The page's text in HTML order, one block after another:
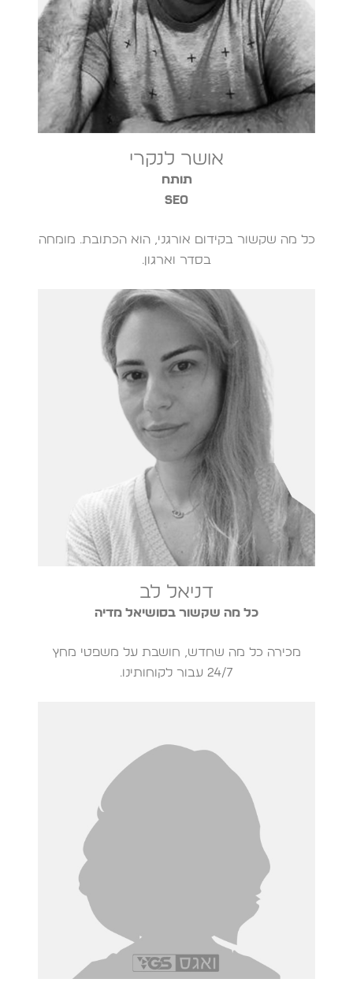
אושר לנקרי
תותח
SEO
כל מה שקשור בקידום אורגני, הוא הכתובת. מומחה
בסדר וארגון.
דניאל לב
כל מה שקשור בסושיאל מדיה
מכירה כל מה שחדש, חושבת על משפטי מחץ
24/7 עבור לקוחותינו.